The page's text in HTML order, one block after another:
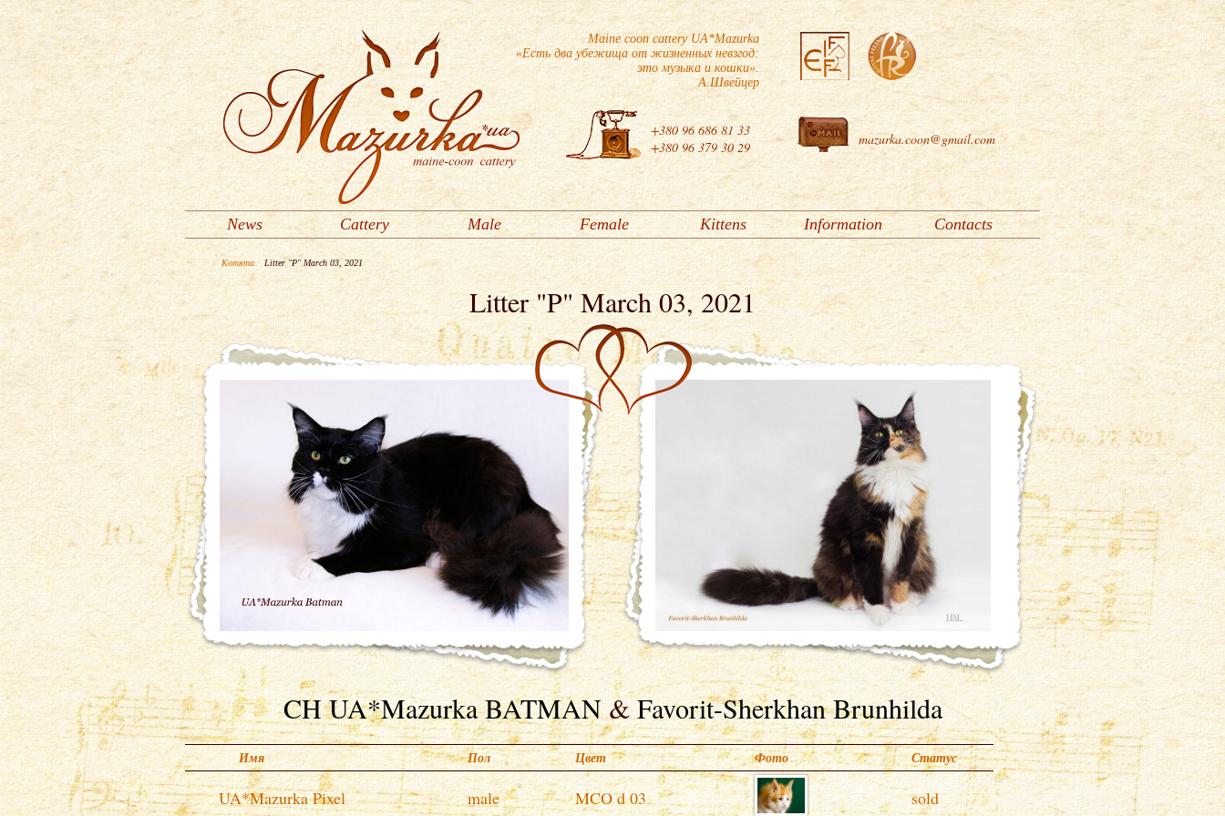
Maine coon cattery UA*Mazurka
«Есть два убежища от жизненных невзгод:
это музыка и кошки».
А.Швейцер
+380 96 686 81 33
+380 96 379 30 29
mazurka.coon@gmail.com
News Cattery Male Female Kittens Information Contacts
Котята Litter "P" March 03, 2021
Litter "P" March 03, 2021
CH UA*Mazurka BATMAN&Favorit-Sherkhan Brunhilda
Имя Пол Цвет Фото Статус
UA*Mazurka Pixel male MCO d 03 sold